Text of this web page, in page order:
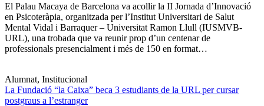
El Palau Macaya de Barcelona va acollir la II Jornada d’Innovació
en Psicoteràpia, organitzada per l’Institut Universitari de Salut
Mental Vidal i Barraquer – Universitat Ramon Llull (IUSMVB-
URL), una trobada que va reunir prop d’un centenar de
professionals presencialment i més de 150 en format…
Alumnat, Institucional
La Fundació “la Caixa” beca 3 estudiants de la URL per cursar
postgraus a l’estranger